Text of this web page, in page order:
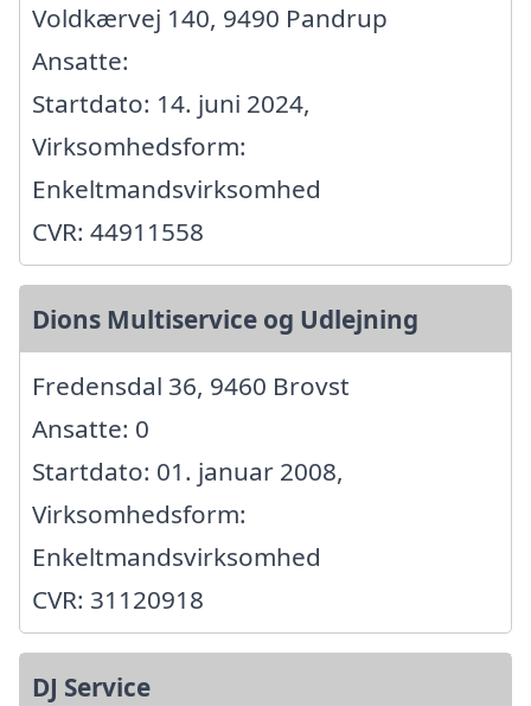
Voldkærvej 140, 9490 Pandrup
Ansatte:
Startdato: 14. juni 2024,
Virksomhedsform:
Enkeltmandsvirksomhed
CVR: 44911558
Dions Multiservice og Udlejning
Fredensdal 36, 9460 Brovst
Ansatte: 0
Startdato: 01. januar 2008,
Virksomhedsform:
Enkeltmandsvirksomhed
CVR: 31120918
DJ Service